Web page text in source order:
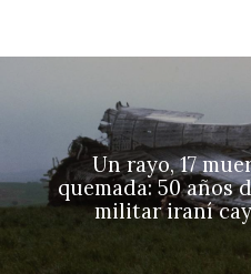
Un rayo, 17
quemada: 50 años
militar iraní